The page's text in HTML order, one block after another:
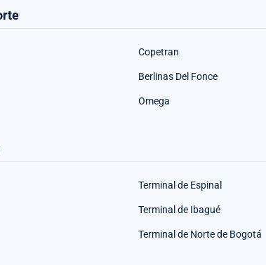
Copetran
Berlinas Del Fonce
Omega
Terminal de Espinal
Terminal de Ibagué
Terminal de Norte de Bogotá